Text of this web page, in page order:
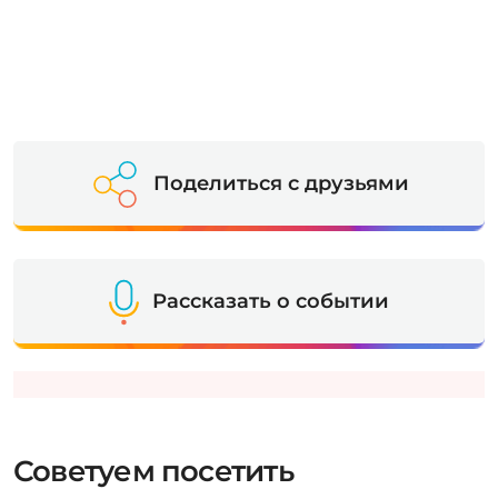
Поделиться с друзьями
Рассказать о событии
Советуем посетить